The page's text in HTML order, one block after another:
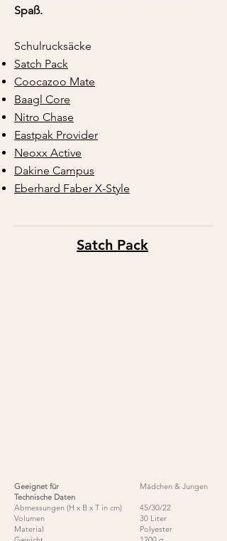
Spaß.
Schulrucksäcke
Satch Pack
Coocazoo Mate
Baagl Core
Nitro Chase
Eastpak Provider
Neoxx Active
Dakine Campus
Eberhard Faber X-Style
Satch Pack
Geeignet für
Technische Daten
Abmessungen (H x B x T in cm)
Volumen
Material
Mädchen & Jungen
45/30/22
30 Liter
Polyester